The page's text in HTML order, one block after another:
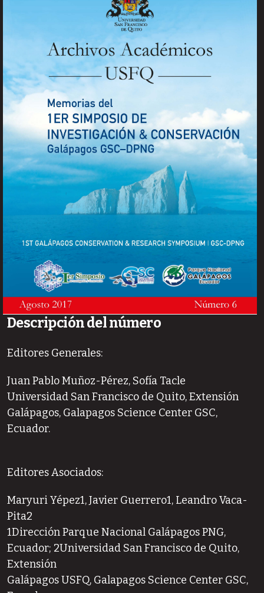
Descripción del número
Editores Generales:
Juan Pablo Muñoz-Pérez, Sofía Tacle
Universidad San Francisco de Quito, Extensión
Galápagos, Galapagos Science Center GSC,
Ecuador.
Editores Asociados:
Maryuri Yépez1, Javier Guerrero1, Leandro Vaca-
Pita2
1Dirección Parque Nacional Galápagos PNG,
Ecuador; 2Universidad San Francisco de Quito,
Extensión
Galápagos USFQ, Galapagos Science Center GSC,